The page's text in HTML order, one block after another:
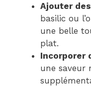
Ajouter
basilic ou
une belle
plat.
Incorporer
une saveur